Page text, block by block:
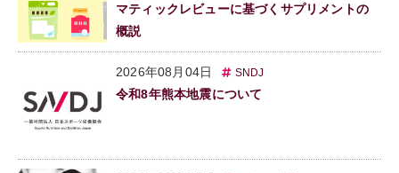
マティックレビューに基づくサプリメントの
概説
2026年08月04日 SNDJ
令和8年熊本地震について